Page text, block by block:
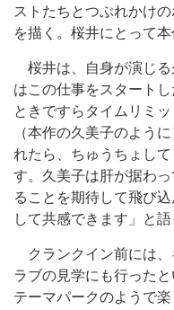
ストたちとつぶれかけ
を描く。桜井にとって
桜井は、自身が演じる
はこの仕事をスタート
ときですらタイムリミ
（本作の久美子のよう
れたら、ちゅうちょし
す。久美子は肝が据わ
ることを期待して飛び
して共感できます」と語
クランクイン前には、
ラブの見学にも行った
テーマパークのようで